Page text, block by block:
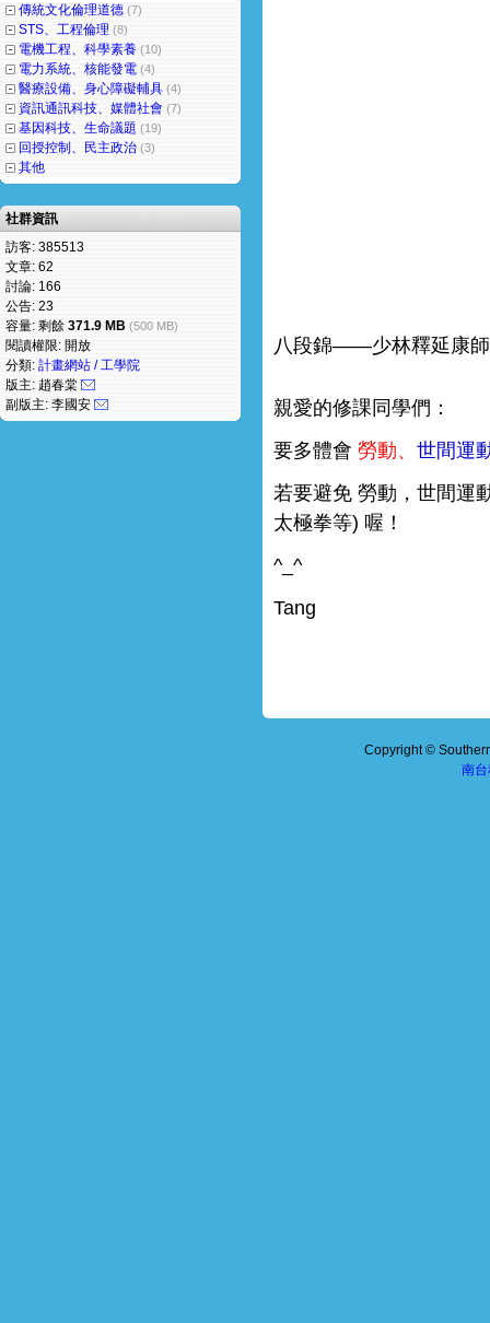
傳統文化倫理道德 (7)
STS、工程倫理 (8)
電機工程、科學素養 (10)
電力系統、核能發電 (4)
醫療設備、身心障礙輔具 (4)
資訊通訊科技、媒體社會 (7)
基因科技、生命議題 (19)
回授控制、民主政治 (3)
其他
社群資訊
訪客: 385513
文章: 62
討論: 166
公告: 23
容量: 剩餘 371.9 MB (500 MB)
閱讀權限: 開放
分類: 計畫網站 / 工學院
版主: 趙春棠
副版主: 李國安
八段錦——少林釋延康
親愛的修課同學們：
要多體會 勞動、 世間運
若要避免 勞動，世間運
太極拳等) 喔！
^_^
Tang
Copyright ©
南